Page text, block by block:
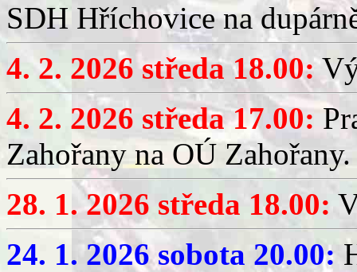
SDH Hříchovice na
4. 2. 2026 středa 18.00:
4. 2. 2026 středa 17.00:
Zahořany na OÚ Zahořany.
28. 1. 2026 středa 18.00:
24. 1. 2026 sobota 20.00: